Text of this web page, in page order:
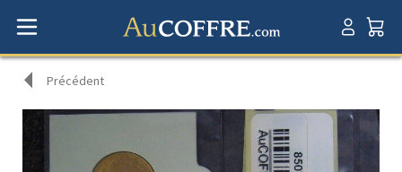
Précédent